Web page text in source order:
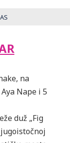
na
Nape i 5
duž „Fig